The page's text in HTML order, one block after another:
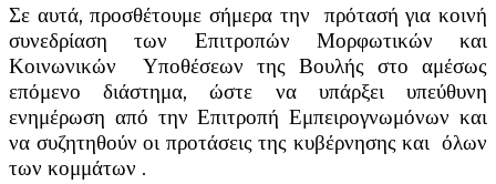
Σε αυτά, προσθέτουμε σήμερα την πρότασή για κοινή
συνεδρίαση των Επιτροπών Μορφωτικών και
Κοινωνικών Υποθέσεων της Βουλής στο αμέσως
επόμενο διάστημα, ώστε να υπάρξει υπεύθυνη
ενημέρωση από την Επιτροπή Εμπειρογνωμόνων και
να συζητηθούν οι προτάσεις της κυβέρνησης και όλων
των κομμάτων .